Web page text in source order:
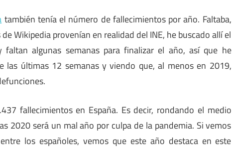
también tenía el número de fallecimientos por año. Faltaba,
Wikipedia provenían en realidad del INE, he buscado allí el
algunas semanas para finalizar el año, así que he
las últimas 12 semanas y viendo que, al menos en 2019,
fallecimientos en España. Es decir, rondando el medio
2020 será un mal año por culpa de la pandemia. Si vemos
los españoles, vemos que este año destaca en este